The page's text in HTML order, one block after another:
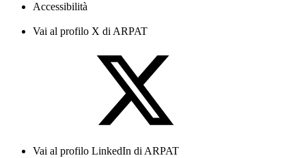
Accessibilità
Vai al profilo X di ARPAT
Vai al profilo LinkedIn di ARPAT